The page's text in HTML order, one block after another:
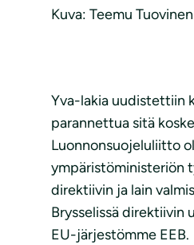
Kuva: Teemu Tuovinen
Yva-lakia uudistettiin
parannettua sitä
Luonnonsuojeluliitto
ympäristöministeriön
direktiivin ja lain
Brysselissä direktiivin
EU-järjestömme EEB.